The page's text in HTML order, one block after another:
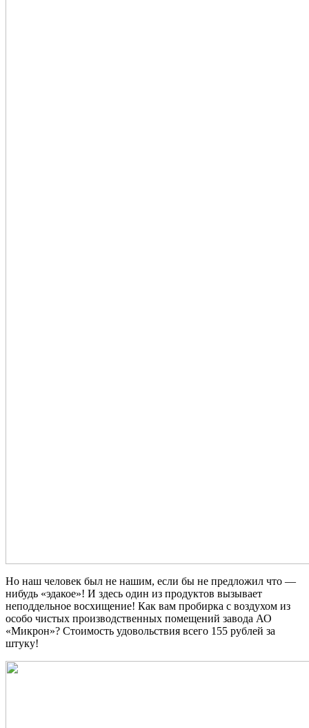
Но наш человек был не нашим, если бы не предложил что —
нибудь «эдакое»! И здесь один из продуктов вызывает
неподдельное восхищение! Как вам пробирка с воздухом из
особо чистых производственных помещений завода АО
«Микрон»? Стоимость удовольствия всего 155 рублей за
штуку!